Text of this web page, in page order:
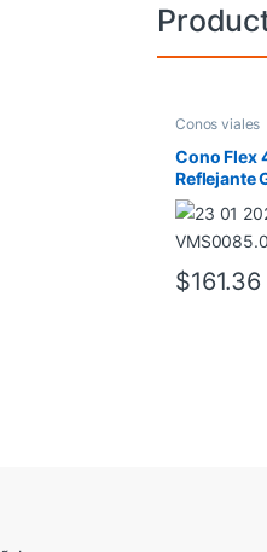
Conos viales
Cono Flex
Reflejante
$161.36